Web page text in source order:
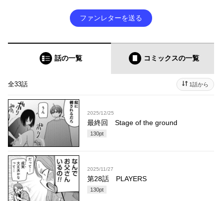
ファンレターを送る
話の一覧 コミックスの一覧
全33話 1話から
2025/12/25
最終回 Stage of the ground
130pt
2025/11/27
第28話 PLAYERS
130pt